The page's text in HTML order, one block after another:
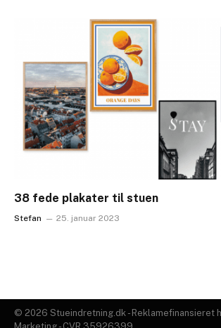
38 fede plakater til stuen
Stefan 25. januar 2023
© 2026 Stueindretning.dk - Reklamefinansieret